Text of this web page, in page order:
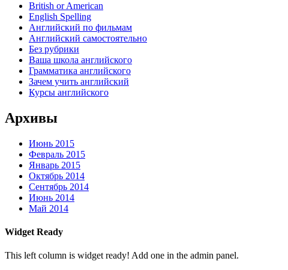
British or American
English Spelling
Английский по фильмам
Английский самостоятельно
Без рубрики
Ваша школа английского
Грамматика английского
Зачем учить английский
Курсы английского
Архивы
Июнь 2015
Февраль 2015
Январь 2015
Октябрь 2014
Сентябрь 2014
Июнь 2014
Май 2014
Widget Ready
This left column is widget ready! Add one in the admin panel.